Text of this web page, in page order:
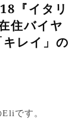
『イタリ
住バイヤ
レイ」の
です。